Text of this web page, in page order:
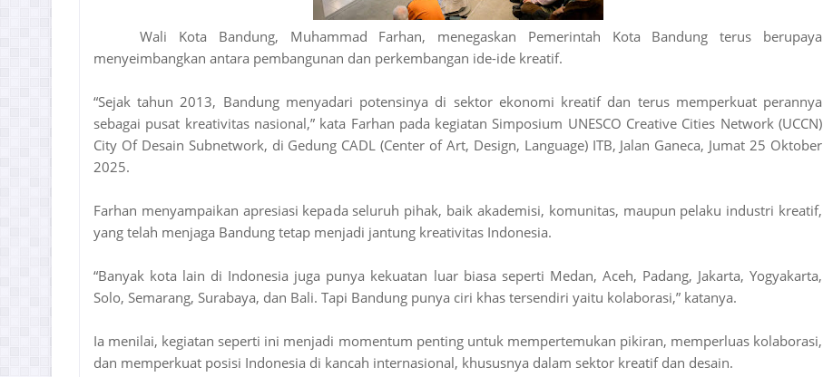
Wali Kota Bandung, Muhammad Farhan, menegaskan Pemerintah Kota Bandung terus berupaya
menyeimbangkan antara pembangunan dan perkembangan ide-ide kreatif.
“Sejak tahun 2013, Bandung menyadari potensinya di sektor ekonomi kreatif dan terus memperkuat perannya
sebagai pusat kreativitas nasional,” kata Farhan pada kegiatan Simposium UNESCO Creative Cities Network (UCCN)
City Of Desain Subnetwork, di Gedung CADL (Center of Art, Design, Language) ITB, Jalan Ganeca, Jumat 25 Oktober
2025.
Farhan menyampaikan apresiasi kepada seluruh pihak, baik akademisi, komunitas, maupun pelaku industri kreatif,
yang telah menjaga Bandung tetap menjadi jantung kreativitas Indonesia.
“Banyak kota lain di Indonesia juga punya kekuatan luar biasa seperti Medan, Aceh, Padang, Jakarta, Yogyakarta,
Solo, Semarang, Surabaya, dan Bali. Tapi Bandung punya ciri khas tersendiri yaitu kolaborasi,” katanya.
Ia menilai, kegiatan seperti ini menjadi momentum penting untuk mempertemukan pikiran, memperluas kolaborasi,
dan memperkuat posisi Indonesia di kancah internasional, khususnya dalam sektor kreatif dan desain.